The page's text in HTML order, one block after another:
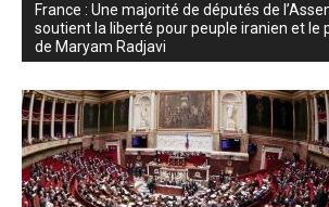
France : Une majorité de députés de
soutient la liberté pour peuple iranien et le
de Maryam Radjavi